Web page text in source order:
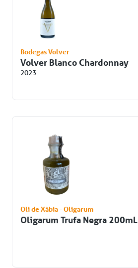
Bodegas Volver
Volver Blanco Chardonnay
2023
Oli de Xàbia - Oligarum
Oligarum Trufa Negra 200mL